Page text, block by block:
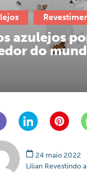
azulejos
do
24 maio 2022
Lilian Revestindo a